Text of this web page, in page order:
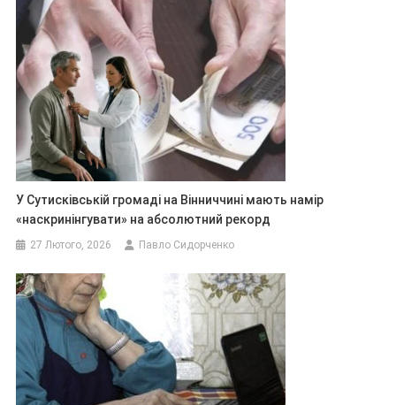
У Сутисківській громаді на Вінниччині мають намір
«наскринінгувати» на абсолютний рекорд
27 Лютого, 2026 Павло Сидорченко